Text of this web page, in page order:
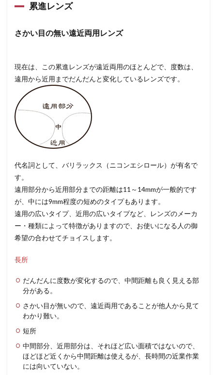
累進レンズ
さかい目の無い遠近両用レンズ
現在は、この累進レンズが遠近両用のほとんどで、度数は、
遠用から近用までだんだんと変化しているレンズです。
代名詞として、バリラックス（ニコンエシロール）が有名で
す。
遠用部分から近用部分までの距離は11～14mmが一般的です
が、中には9mm程度の短めのタイプもあります。
遠用の広いタイプ、近用の広いタイプなど、レンズのメーカ
ー・種類によって特徴がありますので、お使いになる人の御
希望の合わせてチョイスします。
長所
だんだんに度数が変化するので、中間距離も良く見える部
分がある。
さかい目が無いので、遠近両用であることが他人から見て
わかり難い。
短所
中間部分、近用部分は、それほど広い面積ではないので、
ほどほど近くから中間距離は使えるが、長時間の近業作業
には向いていない。